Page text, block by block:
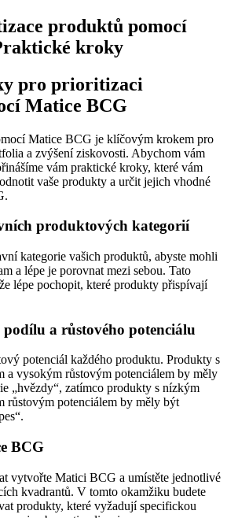
produktů pomocí
kroky
pro prioritizaci
Matice BCG
Matice BCG je klíčovým krokem pro
a zvýšení ziskovosti. Abychom vám
vám praktické kroky, které vám
vaše produkty a určit jejich vhodné
produktových kategorií
kategorie vašich produktů, abyste mohli
a lépe je porovnat mezi sebou. Tato
lépe pochopit, které produkty přispívají
a růstového potenciálu
potenciál každého produktu. Produkty s
a vysokým růstovým potenciálem by měly
„hvězdy“, zatímco produkty s nízkým
růstovým potenciálem by měly být
BCG
vytvořte Matici BCG a umístěte jednotlivé
kvadrantů. V tomto okamžiku budete
produkty, které vyžadují specifickou